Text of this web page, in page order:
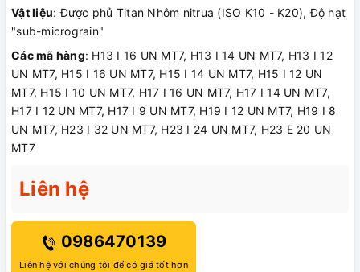
Vật liệu: Được phủ Titan Nhôm nitrua (ISO K10 - K20), Độ hạt
"sub-micrograin"
Các mã hàng: H13 I 16 UN MT7, H13 I 14 UN MT7, H13 I 12
UN MT7, H15 I 16 UN MT7, H15 I 14 UN MT7, H15 I 12 UN
MT7, H15 I 10 UN MT7, H17 I 16 UN MT7, H17 I 14 UN MT7,
H17 I 12 UN MT7, H17 I 9 UN MT7, H19 I 12 UN MT7, H19 I 8
UN MT7, H23 I 32 UN MT7, H23 I 24 UN MT7, H23 E 20 UN
MT7
Liên hệ
0986470139
Liên hệ với chúng tôi để có giá tốt hơn